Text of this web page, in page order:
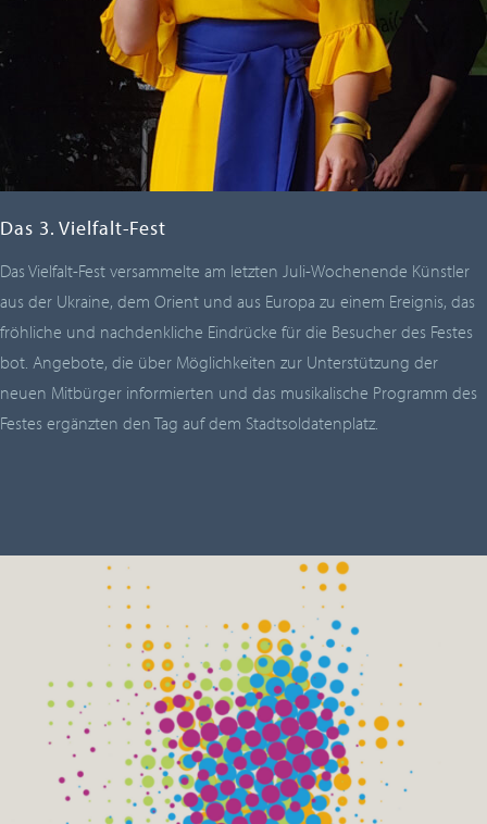
Das 3. Vielfalt-Fest
Das Vielfalt-Fest versammelte am letzten Juli-Wochenende Künstler
aus der Ukraine, dem Orient und aus Europa zu einem Ereignis, das
fröhliche und nachdenkliche Eindrücke für die Besucher des Festes
bot. Angebote, die über Möglichkeiten zur Unterstützung der
neuen Mitbürger informierten und das musikalische Programm des
Festes ergänzten den Tag auf dem Stadtsoldatenplatz.